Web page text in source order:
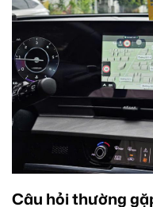
Câu hỏi thường